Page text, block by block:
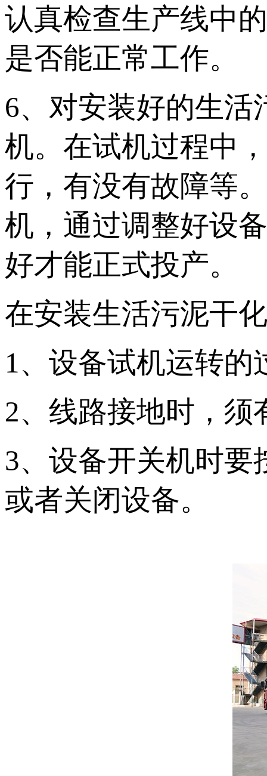
认真检查生产线中
是否能正常工作。
6、对安装好的生
机。在试机过程中
行，有没有故障等
机，通过调整好设
好才能正式投产。
在安装生活污泥干
1、设备试机运转
2、线路接地时，须
3、设备开关机时
或者关闭设备。